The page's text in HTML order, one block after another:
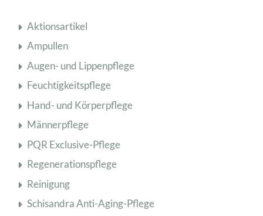
Aktionsartikel
Ampullen
Augen- und Lippenpflege
Feuchtigkeitspflege
Hand- und Körperpflege
Männerpflege
PQR Exclusive-Pflege
Regenerationspflege
Reinigung
Schisandra Anti-Aging-Pflege